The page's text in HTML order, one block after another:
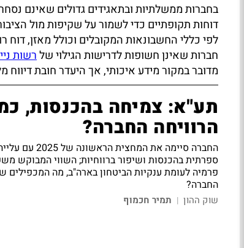
בחברות ממשלתיות ובתאגידים גדולים שאינם
דוחות תקופתיים כדי לשמור על שקיפות מול
לפי כללי החשבונאות המקובלים וכולל מאזן, דוח
חברות שאינן חשופות לדרישות הגילוי שלרשות
מדובר במקור מידע איכותי, אך היעדר חובת
תע"א: צמיחה בהכנסות,
הרוויחה החברה?
החברה סיימה את המחצית הראשונה
ספרתית בהכנסות ושיפור ברווחיות; השווי המבוקש
פרמיה לעומת ענקיות הביטחון בארה"ב, מה המכפילים
החברה?
שוק ההון | תמיר חכמוף